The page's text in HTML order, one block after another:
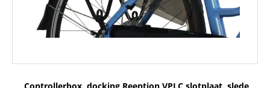
Controllerbox, docking Reention VPLC slotplaat, slede